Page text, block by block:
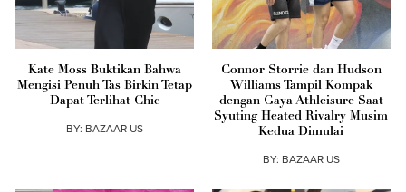
Kate Moss Buktikan Bahwa
Mengisi Penuh Tas Birkin Tetap
Dapat Terlihat Chic
BY: BAZAAR US
Connor Storrie dan Hudson
Williams Tampil Kompak
dengan Gaya Athleisure Saat
Syuting Heated Rivalry Musim
Kedua Dimulai
BY: BAZAAR US